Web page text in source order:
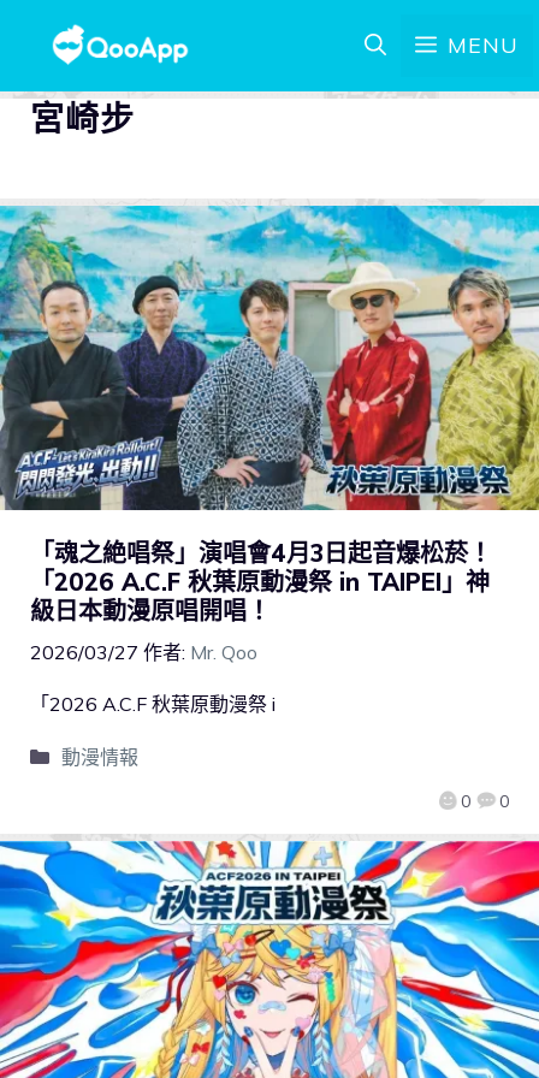
MENU
宮崎步
「魂之絶唱祭」演唱會4月3日起音爆松菸！
「2026 A.C.F 秋葉原動漫祭 in TAIPEI」神
級日本動漫原唱開唱！
2026/03/27 作者: Mr. Qoo
0 0
「2026 A.C.F 秋葉原動漫祭 i
動漫情報